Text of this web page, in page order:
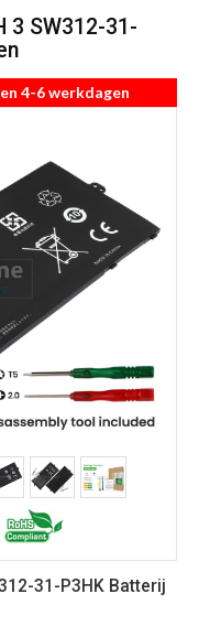
3 SW312-31-
4-6 werkdagen
31-P3HK Batterij